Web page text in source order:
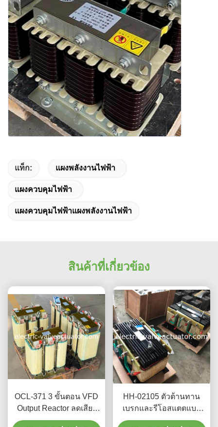
แท็ก: แผงพลังงานไฟฟ้า
แผงควบคุมไฟฟ้า
แผงควบคุมไฟฟ้าแผงพลังงานไฟฟ้า
สินค้าที่เกี่ยวข้อง
OCL-371 3 ขั้นตอน VFD
Output Reactor ลดเสียง
เครื่องยนต์ และป้องกันอิน
HH-02105 ตัวต้านทาน
เบรกและรีโอสแตตแบบ
ปรับความถี่สำหรับอินเวอร์